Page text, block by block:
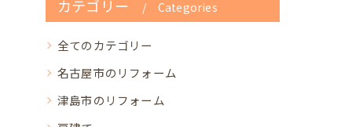
カテゴリー Categories
全てのカテゴリー
名古屋市のリフォーム
津島市のリフォーム